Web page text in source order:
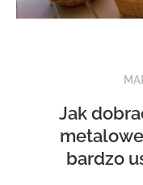
Jak
bardzo